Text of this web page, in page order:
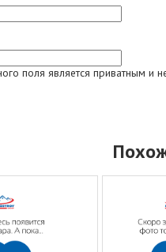
поля является приватным и